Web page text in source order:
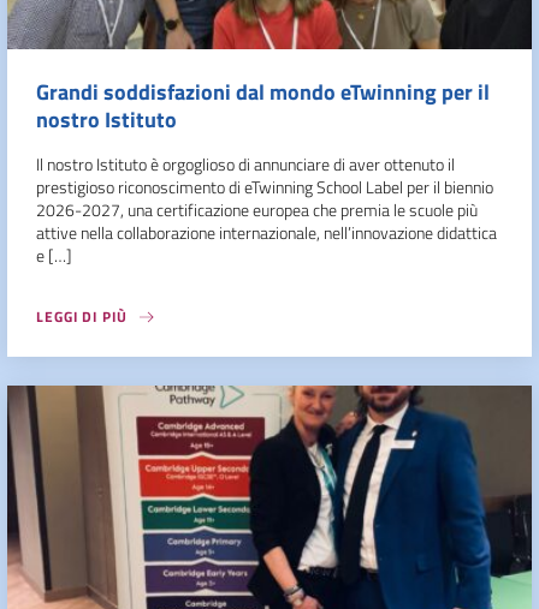
Grandi soddisfazioni dal mondo eTwinning per il
nostro Istituto
Il nostro Istituto è orgoglioso di annunciare di aver ottenuto il
prestigioso riconoscimento di eTwinning School Label per il biennio
2026-2027, una certificazione europea che premia le scuole più
attive nella collaborazione internazionale, nell’innovazione didattica
e […]
LEGGI DI PIÙ